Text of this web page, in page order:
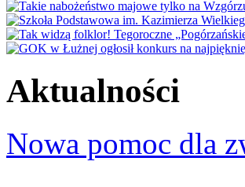
Aktualności
Nowa pomoc dla